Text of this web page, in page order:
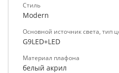
Стиль
Modern
Основной источник света, тип
G9LED+LED
Материал плафона
белый акрил